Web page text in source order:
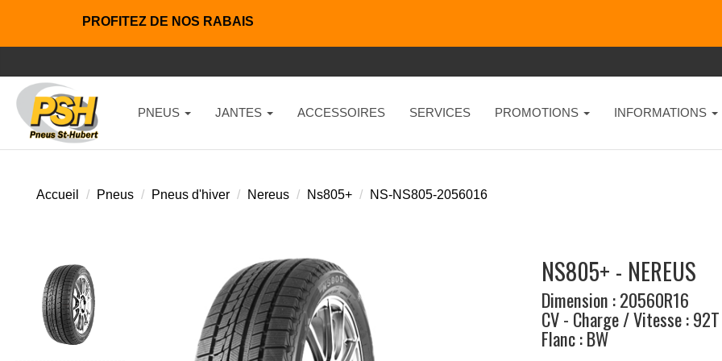
PROFITEZ DE NOS RABAIS
PNEUS JANTES ACCESSOIRES SERVICES PROMOTIONS INFORMATIONS
Accueil Pneus Pneus d'hiver Nereus Ns805+ NS-NS805-2056016
NS805+ - NEREUS
Dimension : 20560R16
CV - Charge / Vitesse : 92T
Flanc : BW